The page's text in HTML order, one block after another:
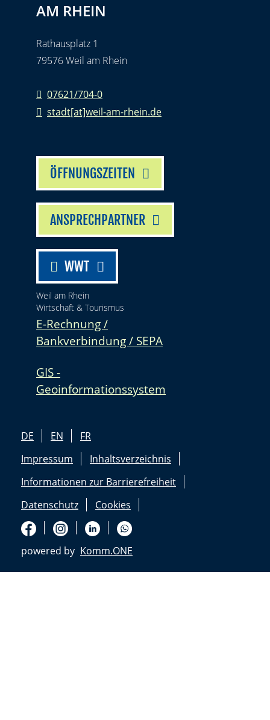
AM RHEIN
Rathausplatz 1
79576 Weil am Rhein
07621/704-0
stadt[at]weil-am-rhein.de
ÖFFNUNGSZEITEN
ANSPRECHPARTNER
WWT
Weil am Rhein
Wirtschaft & Tourismus
E-Rechnung /
Bankverbindung / SEPA
GIS -
Geoinformationssystem
DE EN
FR
Impressum
Inhaltsverzeichnis
Informationen zur Barrierefreiheit
Datenschutz
Cookies
powered by Komm.ONE